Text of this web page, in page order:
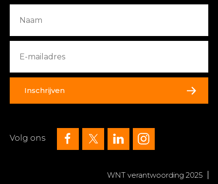
Inschrijven
Volg ons
WNT verantwoording 2025